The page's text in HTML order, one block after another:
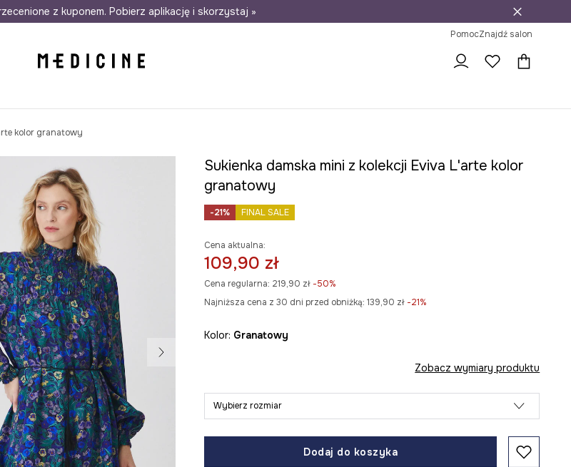
Darmowa dostawa do salonów 30 dni na zwrot
z kuponem. Pobierz aplikację i skorzystaj »
PomocZnajdź salon
kolor granatowy
Sukienka damska mini z kolekcji Eviva L'arte kolor
granatowy
-21% FINAL SALE
Cena aktualna:
109,90 zł
Cena regularna: 219,90 zł-50%
Najniższa cena z 30 dni przed obniżką: 139,90 zł -21%
Kolor: granatowy
Zobacz wymiary produktu
Wybierz rozmiar
Dodaj do koszyka